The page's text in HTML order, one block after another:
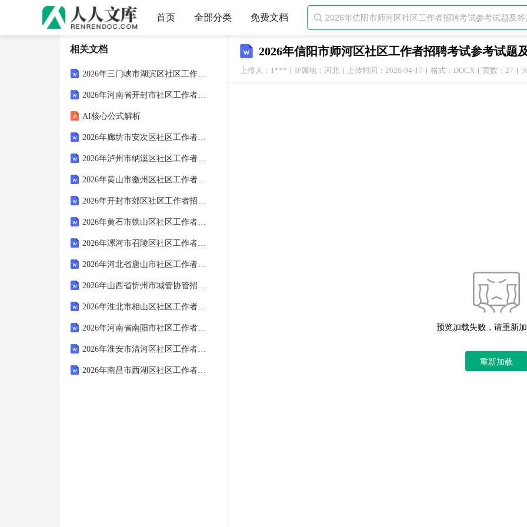
首页 全部分类 免费文档 
2026年信阳市师河区社区工作者招聘考试参考试题
上传人：1*** IP属地：河北 上传时间：2026-04-17 格式：DOCX 页数：27
预览加载失败，请重新
重新加载
相关文档
2026年三门峡市湖滨区社区工作者招聘笔试参考题库及答案解析
2026年河南省开封市社区工作者招聘考试备考试题及答案解析
AI核心公式解析
2026年廊坊市安次区社区工作者招聘考试参考试题及答案解析
2026年泸州市纳溪区社区工作者招聘考试备考题库及答案解析
2026年黄山市徽州区社区工作者招聘笔试模拟试题及答案解析
2026年开封市郊区社区工作者招聘考试参考题库及答案解析
2026年黄石市铁山区社区工作者招聘考试备考题库及答案解析
2026年漯河市召陵区社区工作者招聘笔试模拟试题及答案解析
2026年河北省唐山市社区工作者招聘考试模拟试题及答案解析
2026年山西省忻州市城管协管招聘笔试备考题库及答案解析
2026年淮北市相山区社区工作者招聘笔试模拟试题及答案解析
2026年河南省南阳市社区工作者招聘考试备考试题及答案解析
2026年淮安市清河区社区工作者招聘考试模拟试题及答案解析
2026年南昌市西湖区社区工作者招聘笔试模拟试题及答案解析